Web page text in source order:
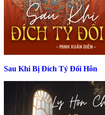
Sau Khi Bị Đích Tỷ Đổi Hôn